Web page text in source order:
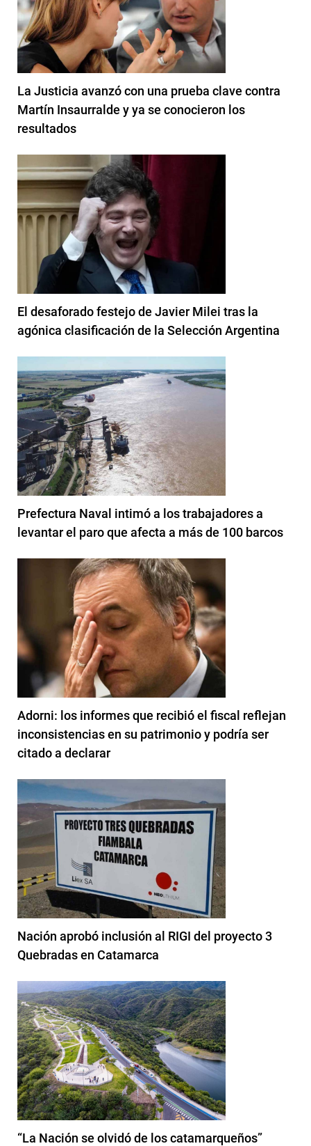
La Justicia avanzó con una prueba clave contra
Martín Insaurralde y ya se conocieron los
resultados
El desaforado festejo de Javier Milei tras la
agónica clasificación de la Selección Argentina
Prefectura Naval intimó a los trabajadores a
levantar el paro que afecta a más de 100 barcos
Adorni: los informes que recibió el fiscal reflejan
inconsistencias en su patrimonio y podría ser
citado a declarar
Nación aprobó inclusión al RIGI del proyecto 3
Quebradas en Catamarca
“La Nación se olvidó de los catamarqueños”